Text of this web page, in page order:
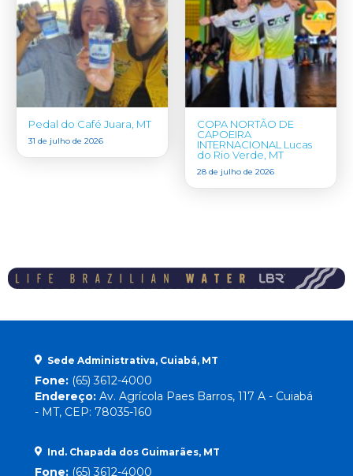
Pedal do Café Juara, MT
31 de julho de 2026
COPA NORTÃO DE
CAPOEIRA
INTERNACIONAL Lucas
do Rio Verde, MT
28 de julho de 2026
Sede Administrativa, Cuiabá, MT
Fone: (65) 3612-4000
Endereço: Av. Agrícola Paes Barros, 117 A - Cuiabá
- MT, CEP: 78035-160
Ind. Chapada dos Guimarães, MT
Fone: (65) 3612-4000